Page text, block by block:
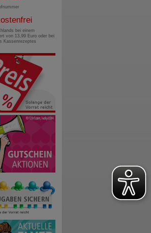
bei einem
von 13,99 Euro oder bei
Kassenrezeptes